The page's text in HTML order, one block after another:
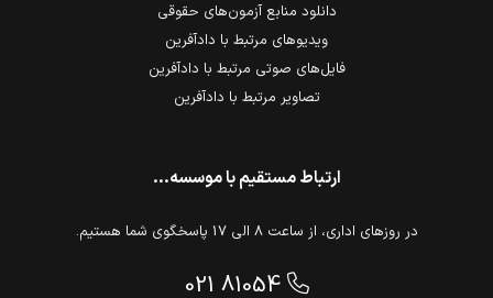
ارتباط مستقیم با موسسه...
در روزهای اداری، از ساعت 8 الی 17 پاسخگوی شما هستیم.
021 81054
دانلود منابع آزمون‌های حقوقی
ویدیوهای مرتبط با دادآفرین
فایل‌های صوتی مرتبط با دادآفرین
تصاویر مرتبط با دادآفرین